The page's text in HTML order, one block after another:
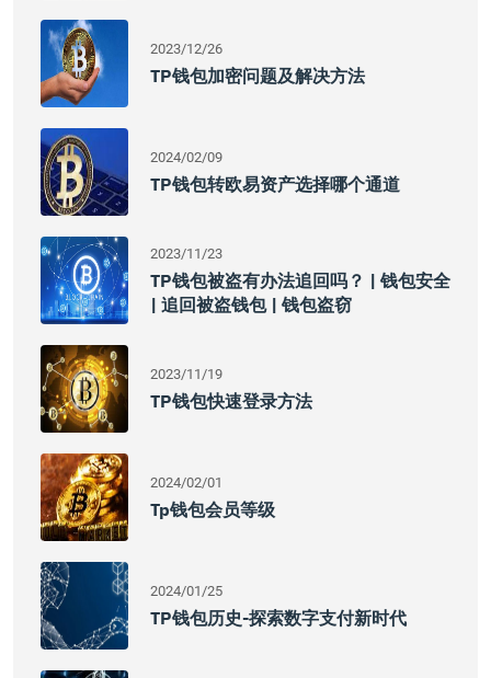
2023/12/26
TP钱包加密问题及解决方法
2024/02/09
TP钱包转欧易资产选择哪个通道
2023/11/23
TP钱包被盗有办法追回吗？ | 钱包安全
| 追回被盗钱包 | 钱包盗窃
2023/11/19
TP钱包快速登录方法
2024/02/01
Tp钱包会员等级
2024/01/25
TP钱包历史-探索数字支付新时代